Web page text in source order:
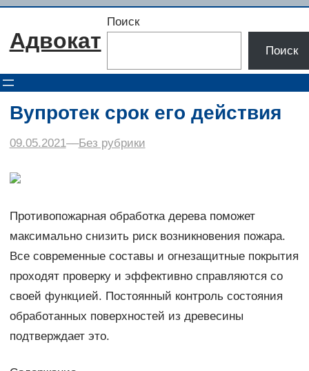
Перейти
содержимому
Адвокат
Поиск
Поиск
Вупротек срок его действия
09.05.2021––Без рубрики
Противопожарная обработка дерева поможет
максимально снизить риск возникновения пожара.
Все современные составы и огнезащитные покрытия
проходят проверку и эффективно справляются со
своей функцией. Постоянный контроль состояния
обработанных поверхностей из древесины
подтверждает это.